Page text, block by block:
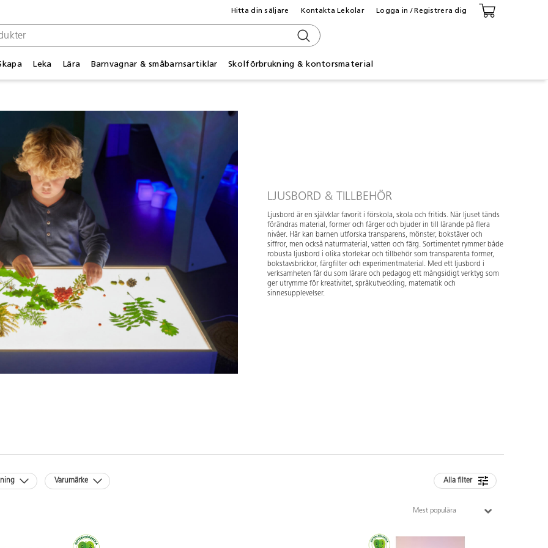
Leka Lära Barnvagnar & småbarnsartiklar Skolförbrukning & kontorsmaterial
Hitta din säljare Kontakta Lekolar Logga in / Registrera dig
LJUSBORD & TILLBEHÖR
Ljusbord är en självklar favorit i förskola, skola och fritids. När ljuset tänds
förändras material, former och färger och bjuder in till lärande på flera
nivåer. Här kan barnen utforska transparens, mönster, bokstäver och
siffror, men också naturmaterial, vatten och färg. Sortimentet rymmer både
robusta ljusbord i olika storlekar och tillbehör som transparenta former,
bokstavsbrickor, färgfilter och experimentmaterial. Med ett ljusbord i
verksamheten får du som lärare och pedagog ett mångsidigt verktyg som
ger utrymme för kreativitet, språkutveckling, matematik och
sinnesupplevelser.
Varumärke Alla filter
Mest populära